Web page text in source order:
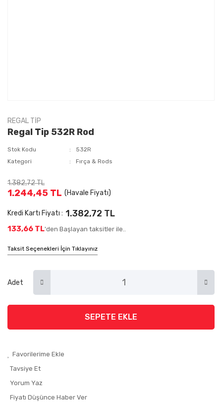
REGAL TİP
Regal Tip 532R Rod
Stok Kodu
532R
Kategori
Fırça & Rods
1.382,72 TL
1.244,45 TL (Havale Fiyatı)
Kredi Kartı Fiyatı : 1.382,72 TL
133,66 TL'den Başlayan taksitler ile..
Taksit Seçenekleri İçin Tıklayınız
Adet
SEPETE EKLE
Tavsiye Et
Yorum Yaz
Fiyatı Düşünce Haber Ver